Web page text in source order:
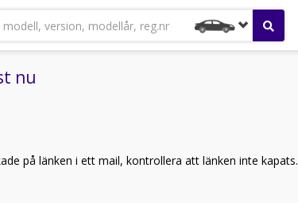
modell, version, modellår, reg.nr
nu
på länken i ett mail, kontrollera att länken inte kapats.